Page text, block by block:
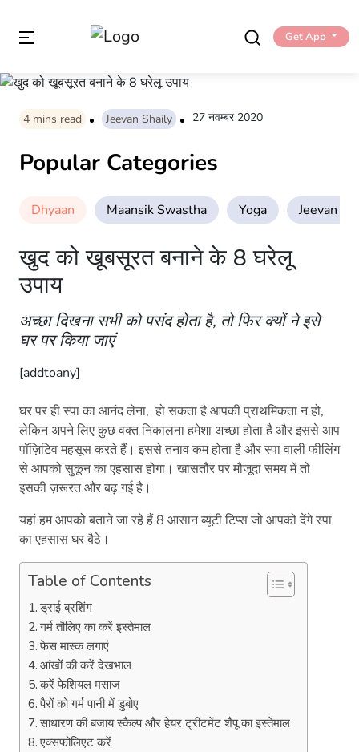
Get App
4 mins read Jeevan Shaily 27 नवम्बर 2020
Popular Categories
Dhyaan Maansik Swastha Yoga Jeevan
खुद को खूबसूरत बनाने के 8 घरेलू
उपाय
अच्छा दिखना सभी को पसंद होता है, तो फिर क्यों ने इसे
घर पर किया जाएं
[addtoany]
घर पर ही स्पा का आनंद लेना, हो सकता है आपकी प्राथमिकता न हो,
लेकिन अपने लिए कुछ वक्त निकालना हमेशा अच्छा होता है और इससे आप
पॉज़िटिव महसूस करते हैं। इससे तनाव कम होता है और स्पा वाली फीलिंग
से आपको सुकून का एहसास होगा। खासतौर पर मौजूदा समय में तो
इसकी ज़रूरत और बढ़ गई है।
यहां हम आपको बताने जा रहे हैं 8 आसान ब्यूटी टिप्स जो आपको देंगे स्पा
का एहसास घर बैठे।
Table of Contents
ड्राई ब्रशिंग
गर्म तौलिए का करें इस्तेमाल
फेस मास्क लगाएं
आंखों की करें देखभाल
करें फेशियल मसाज
पैरों को गर्म पानी में डुबोए
साधारण की बजाय स्कैल्प और हेयर ट्रीटमेंट शैंपू का इस्तेमाल
एक्सफोलिएट करें